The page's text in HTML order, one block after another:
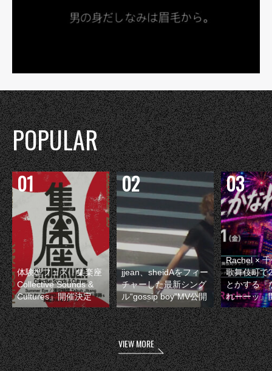
POPULAR
体験型フェス『集楽座
Collective Sounds &
Cultures』開催決定
jjean、sheidAをフィー
チャーした最新シング
ル“gossip boy”MV公開
Rachel ×
歌舞伎町で
とかする『
れーーッ』
VIEW MORE